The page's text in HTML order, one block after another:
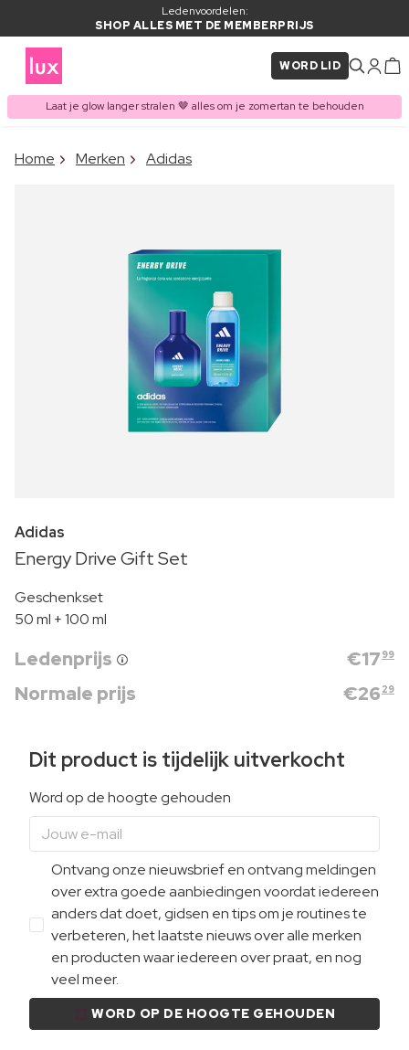
Ledenvoordelen:
SHOP ALLES MET DE MEMBERPRIJS
WORD LID
Laat je glow langer stralen 🤎 alles om je zomertan te behouden
ITEM TOEGEVOEGD AAN
Home Merken Adidas
Adidas
Energy Drive Gift Set
Geschenkset
50 ml + 100 ml
Ledenprijs €17 99
Normale prijs €26 29
Dit product is tijdelijk uitverkocht
Word op de hoogte gehouden
Ontvang onze nieuwsbrief en ontvang meldingen
over extra goede aanbiedingen voordat iedereen
anders dat doet, gidsen en tips om je routines te
verbeteren, het laatste nieuws over alle merken
en producten waar iedereen over praat, en nog
veel meer.
WORD OP DE HOOGTE GEHOUDEN